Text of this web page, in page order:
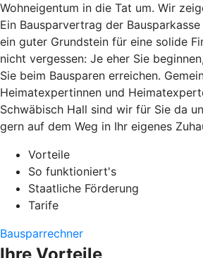
Wohneigentum in die Tat um. Wir
Ein Bausparvertrag der
ein guter Grundstein für eine solide
nicht vergessen: Je eher Sie
Sie beim Bausparen erreichen.
Heimatexpertinnen und
Schwäbisch Hall sind wir für Sie da
gern auf dem Weg in Ihr eigenes
Vorteile
So funktioniert's
Staatliche Förderung
Tarife
Bausparrechner